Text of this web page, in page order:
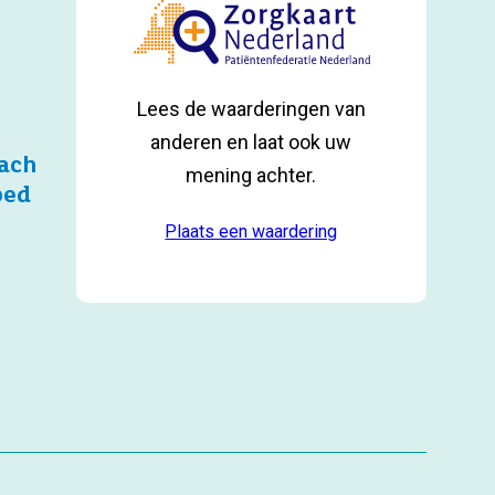
Lees de waarderingen van
anderen en laat ook uw
mening achter.
Plaats een waardering